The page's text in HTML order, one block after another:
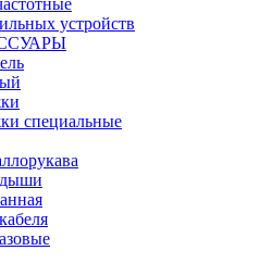
устройств
специальные